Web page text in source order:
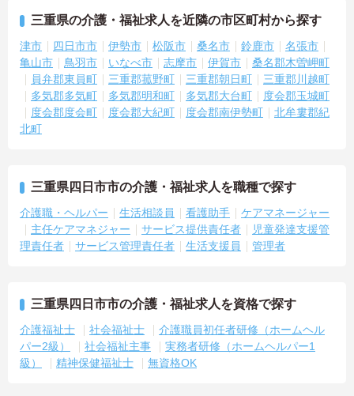
三重県の介護・福祉求人を近隣の市区町村から探す
津市 四日市市 伊勢市 松阪市 桑名市 鈴鹿市
名張市
亀山市
鳥羽市 いなべ市 志摩市 伊賀市
桑名郡木曽岬町
員弁郡東員町
三重郡菰野町 三重郡朝日町
三重郡川越町
多気郡多気町
多気郡明和町 多気郡大台町
度会郡玉城町
度会郡度会町
度会郡大紀町 度会郡南伊勢町
北牟婁郡紀
北町
三重県四日市市の介護・福祉求人を職種で探す
介護職・ヘルパー 生活相談員 看護助手
ケアマネージャー
主任ケアマネジャー
サービス提供責任者
児童発達支援管
理責任者
サービス管理責任者 生活支援員 管理者
三重県四日市市の介護・福祉求人を資格で探す
介護福祉士 社会福祉士
介護職員初任者研修（ホームヘル
パー2級）
社会福祉主事
実務者研修（ホームヘルパー1
級）
精神保健福祉士 無資格OK